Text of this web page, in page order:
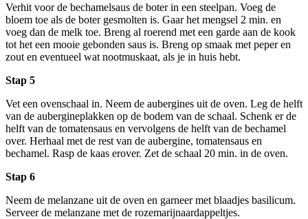
Verhit voor de bechamelsaus de boter in een steelpan. Voeg de
bloem toe als de boter gesmolten is. Gaar het mengsel 2 min. en
voeg dan de melk toe. Breng al roerend met een garde aan de kook
tot het een mooie gebonden saus is. Breng op smaak met peper en
zout en eventueel wat nootmuskaat, als je in huis hebt.
Stap 5
Vet een ovenschaal in. Neem de aubergines uit de oven. Leg de helft
van de aubergineplakken op de bodem van de schaal. Schenk er de
helft van de tomatensaus en vervolgens de helft van de bechamel
over. Herhaal met de rest van de aubergine, tomatensaus en
bechamel. Rasp de kaas erover. Zet de schaal 20 min. in de oven.
Stap 6
Neem de melanzane uit de oven en garneer met blaadjes basilicum.
Serveer de melanzane met de rozemarijnaardappeltjes.